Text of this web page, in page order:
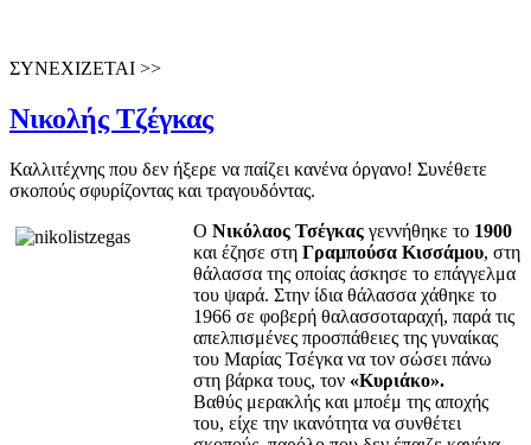
ΣΥΝΕΧΙΖΕΤΑΙ >>
Νικολής Τζέγκας
Καλλιτέχνης που δεν ήξερε να παίζει κανένα όργανο! Συνέθετε
σκοπούς σφυρίζοντας και τραγουδόντας.
Ο Νικόλαος Τσέγκας γεννήθηκε το 1900
και έζησε στη Γραμπούσα Κισσάμου, στη
θάλασσα της οποίας άσκησε το επάγγελμα
του ψαρά. Στην ίδια θάλασσα χάθηκε το
1966 σε φοβερή θαλασσοταραχή, παρά τις
απελπισμένες προσπάθειες της γυναίκας
του Μαρίας Τσέγκα να τον σώσει πάνω
στη βάρκα τους, τον «Κυριάκο».
Βαθύς μερακλής και μποέμ της αποχής
του, είχε την ικανότητα να συνθέτει